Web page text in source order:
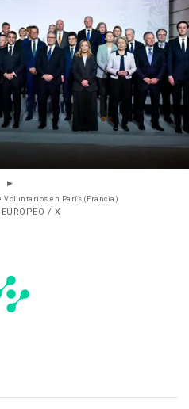
Voluntarios en París (Francia)
/ X